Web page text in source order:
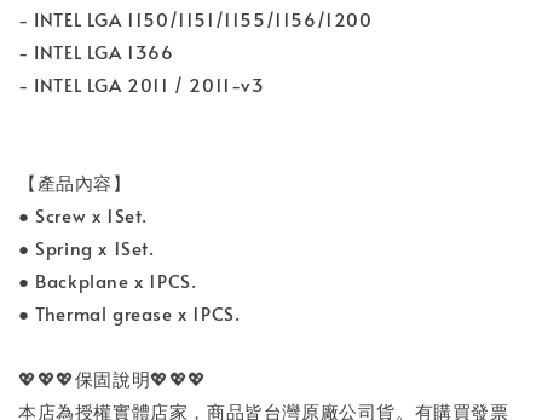
- INTEL LGA 1150/1151/1155/1156/1200
- INTEL LGA 1366
- INTEL LGA 2011 / 2011-v3
【產品內容】
● Screw x 1Set.
● Spring x 1Set.
● Backplane x 1PCS.
● Thermal grease x 1PCS.
💖💖💖保固說明💖💖💖
本店為授權實體店家，商品皆台灣原廠公司貨。有購買發票